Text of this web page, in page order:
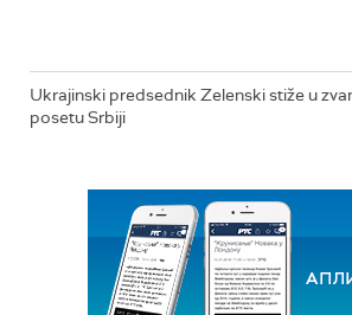
Ukrajinski predsednik Zelenski stiže u
posetu Srbiji